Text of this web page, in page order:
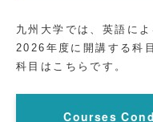
九州大学では、英語に
2026年度に開講する科
科目はこちらです。
Courses